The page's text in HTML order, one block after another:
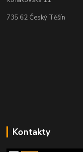
735 62 Český Těšín
Kontakty